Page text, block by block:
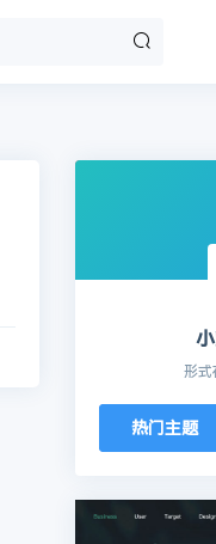
形式
热门主题